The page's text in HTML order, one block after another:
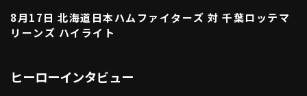
動画を検索（選手・チーム・プレー内容…）
8月17日 北海道日本ハムファイターズ 対 千葉ロッテマ
リーンズ ハイライト
ヒーローインタビュー